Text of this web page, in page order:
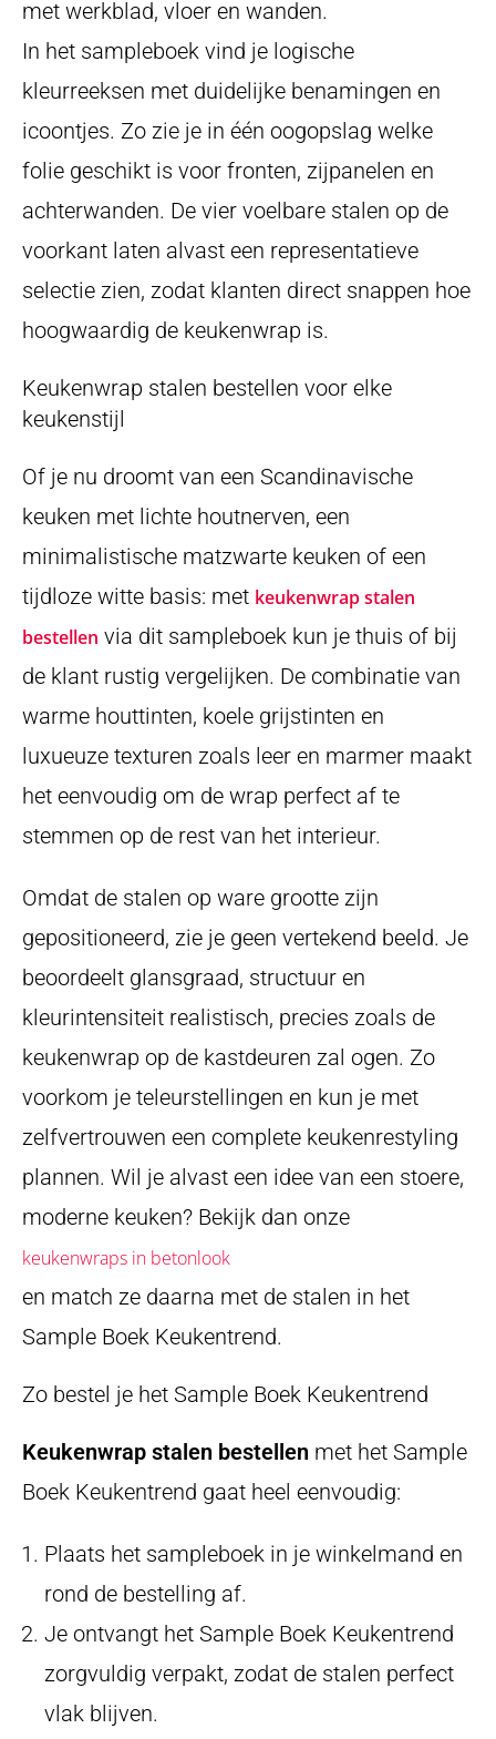
met werkblad, vloer en wanden.
In het sampleboek vind je logische
kleurreeksen met duidelijke benamingen en
icoontjes. Zo zie je in één oogopslag welke
folie geschikt is voor fronten, zijpanelen en
achterwanden. De vier voelbare stalen op de
voorkant laten alvast een representatieve
selectie zien, zodat klanten direct snappen hoe
hoogwaardig de keukenwrap is.
Keukenwrap stalen bestellen voor elke
keukenstijl
Of je nu droomt van een Scandinavische
keuken met lichte houtnerven, een
minimalistische matzwarte keuken of een
tijdloze witte basis: met keukenwrap stalen
bestellen via dit sampleboek kun je thuis of bij
de klant rustig vergelijken. De combinatie van
warme houttinten, koele grijstinten en
luxueuze texturen zoals leer en marmer maakt
het eenvoudig om de wrap perfect af te
stemmen op de rest van het interieur.
Omdat de stalen op ware grootte zijn
gepositioneerd, zie je geen vertekend beeld. Je
beoordeelt glansgraad, structuur en
kleurintensiteit realistisch, precies zoals de
keukenwrap op de kastdeuren zal ogen. Zo
voorkom je teleurstellingen en kun je met
zelfvertrouwen een complete keukenrestyling
plannen. Wil je alvast een idee van een stoere,
moderne keuken? Bekijk dan onze
keukenwraps in betonlook
en match ze daarna met de stalen in het
Sample Boek Keukentrend.
Zo bestel je het Sample Boek Keukentrend
Keukenwrap stalen bestellen met het Sample
Boek Keukentrend gaat heel eenvoudig:
Plaats het sampleboek in je winkelmand en
rond de bestelling af.
Je ontvangt het Sample Boek Keukentrend
zorgvuldig verpakt, zodat de stalen perfect
vlak blijven.